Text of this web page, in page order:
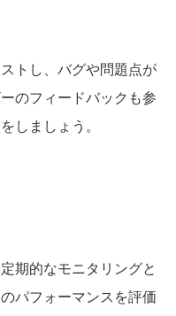
トし、バグや問題点が
のフィードバックも参
しましょう。
期的なモニタリングと
パフォーマンスを評価